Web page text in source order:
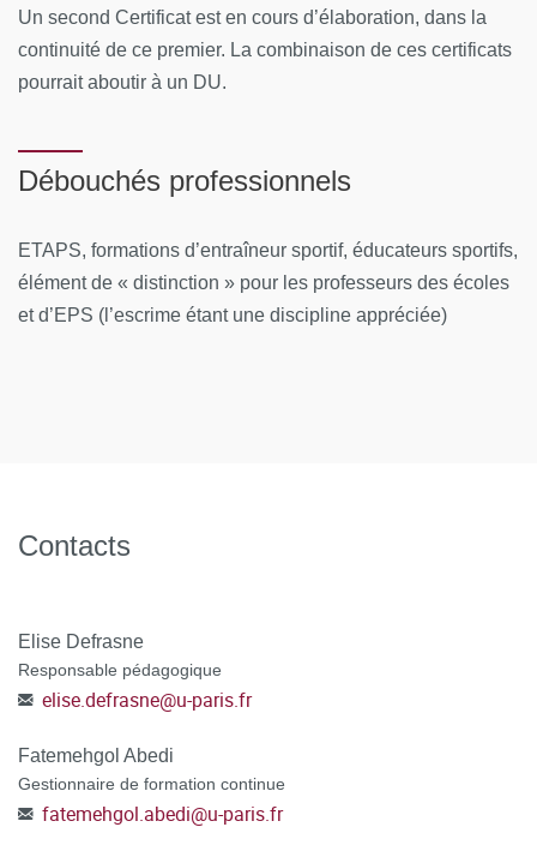
certificat de scolarité universitaire justifiant de votre
inscription pour l'année universitaire en cours à un
Diplôme National ou un Diplôme d'Etat (hors DU-DIU)
de prise en charge
TRAITÉ.
ATTENTION : POUR LES DEMANDEURS D'EMPLOI
préciser dans votre dossier C@nditOnLine, votre numéro
Un second Certificat est en cours d’élaboration, dans la
continuité de ce premier. La combinaison de ces certificats
pourrait aboutir à un DU.
Débouchés professionnels
ETAPS, formations d’entraîneur sportif, éducateurs sportifs,
élément de « distinction » pour les professeurs des écoles
et d’EPS (l’escrime étant une discipline appréciée)
Contacts
Elise Defrasne
Responsable pédagogique
elise.defrasne@u-paris.fr
Fatemehgol Abedi
Gestionnaire de formation continue
fatemehgol.abedi@u-paris.fr